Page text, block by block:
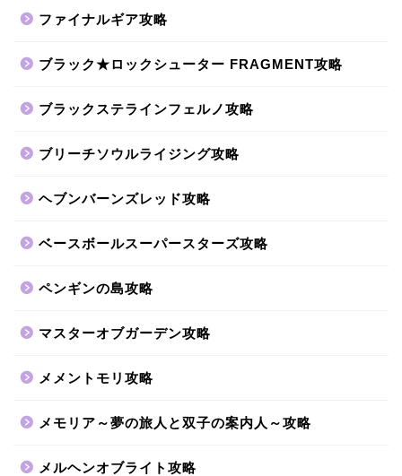
ファイナルギア攻略
ブラック★ロックシューター FRAGMENT攻略
ブラックステラインフェルノ攻略
ブリーチソウルライジング攻略
ヘブンバーンズレッド攻略
ベースボールスーパースターズ攻略
ペンギンの島攻略
マスターオブガーデン攻略
メメントモリ攻略
メモリア～夢の旅人と双子の案内人～攻略
メルヘンオブライト攻略